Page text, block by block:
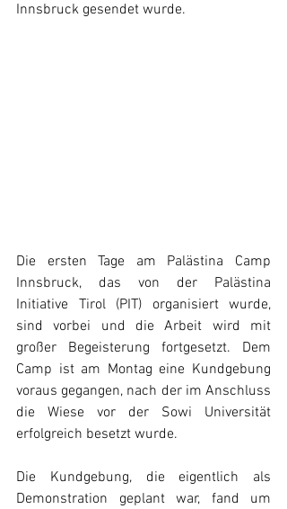
Innsbruck gesendet wurde.
Die ersten Tage am Palästina Camp
Innsbruck, das von der Palästina
Initiative Tirol (PIT) organisiert wurde,
sind vorbei und die Arbeit wird mit
großer Begeisterung fortgesetzt. Dem
Camp ist am Montag eine Kundgebung
voraus gegangen, nach der im Anschluss
die Wiese vor der Sowi Universität
erfolgreich besetzt wurde.
Die Kundgebung, die eigentlich als
Demonstration geplant war, fand um